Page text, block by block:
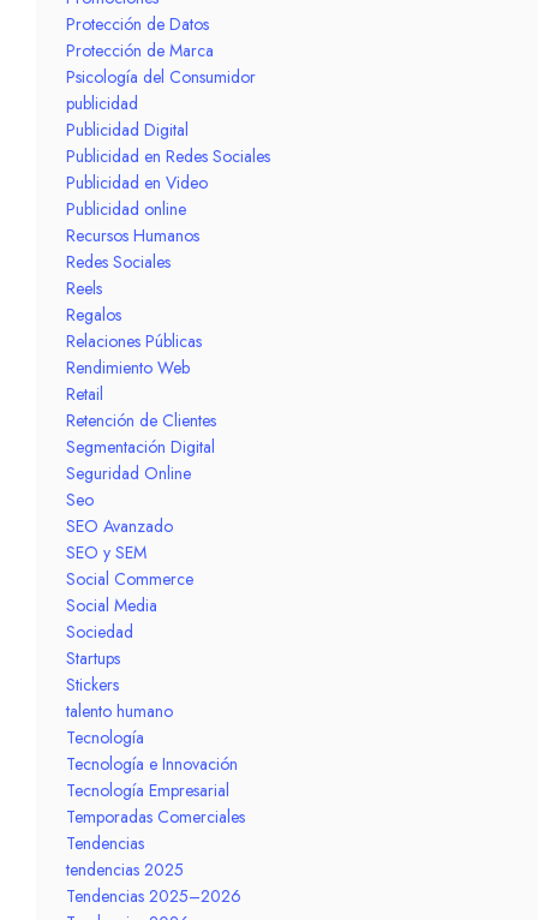
Protección de Datos
Protección de Marca
Psicología del Consumidor
publicidad
Publicidad Digital
Publicidad en Redes Sociales
Publicidad en Video
Publicidad online
Recursos Humanos
Redes Sociales
Reels
Regalos
Relaciones Públicas
Rendimiento Web
Retail
Retención de Clientes
Segmentación Digital
Seguridad Online
Seo
SEO Avanzado
SEO y SEM
Social Commerce
Social Media
Sociedad
Startups
Stickers
talento humano
Tecnología
Tecnología e Innovación
Tecnología Empresarial
Temporadas Comerciales
Tendencias
tendencias 2025
Tendencias 2025–2026